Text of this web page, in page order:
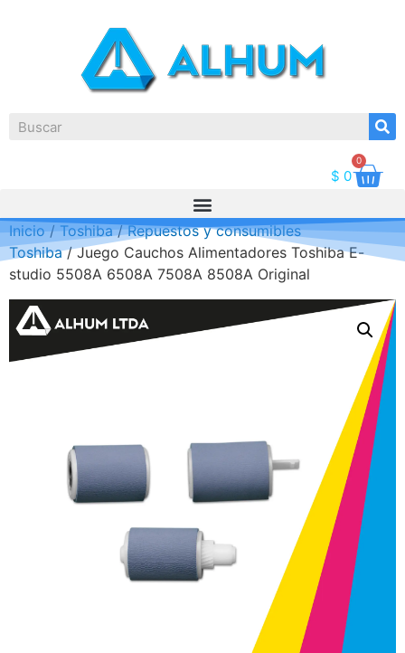
$ 0
0
Inicio/Toshiba/Repuestos y consumibles
Toshiba/ Juego Cauchos Alimentadores Toshiba E-
studio 5508A 6508A 7508A 8508A Original